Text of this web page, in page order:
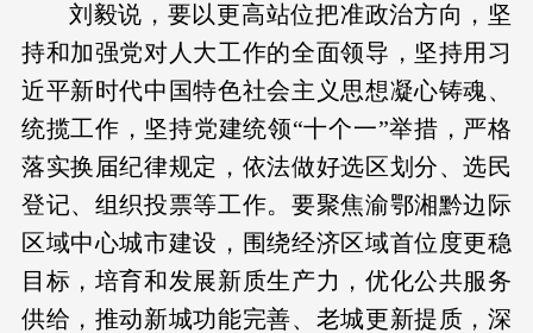
刘毅说，要以更高站位把准政治方向，坚
持和加强党对人大工作的全面领导，坚持用习
近平新时代中国特色社会主义思想凝心铸魂、
统揽工作，坚持党建统领“十个一”举措，严格
落实换届纪律规定，依法做好选区划分、选民
登记、组织投票等工作。要聚焦渝鄂湘黔边际
区域中心城市建设，围绕经济区域首位度更稳
目标，培育和发展新质生产力，优化公共服务
供给，推动新城功能完善、老城更新提质，深